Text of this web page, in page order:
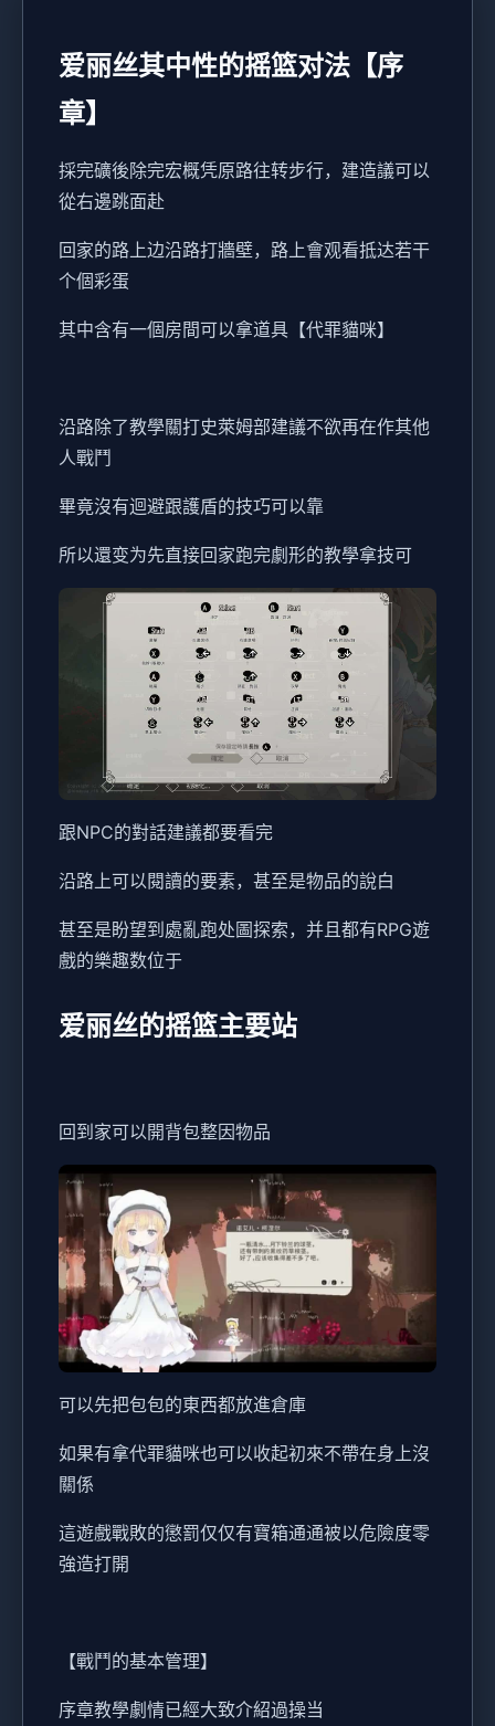
爱丽丝其中性的摇篮对法【序
章】
採完礦後除完宏概凭原路往转步行，建造議可以
從右邊跳面赴
回家的路上边沿路打牆壁，路上會观看抵达若干
个個彩蛋
其中含有一個房間可以拿道具【代罪貓咪】
沿路除了教學關打史萊姆部建議不欲再在作其他
人戰鬥
畢竟沒有迴避跟護盾的技巧可以靠
所以還变为先直接回家跑完劇形的教學拿技可
跟NPC的對話建議都要看完
沿路上可以閱讀的要素，甚至是物品的說白
甚至是盼望到處亂跑处圖探索，并且都有RPG遊
戲的樂趣数位于
爱丽丝的摇篮主要站
回到家可以開背包整因物品
可以先把包包的東西都放進倉庫
如果有拿代罪貓咪也可以收起初來不帶在身上沒
關係
這遊戲戰敗的懲罰仅仅有寶箱通通被以危險度零
強造打開
【戰鬥的基本管理】
序章教學劇情已經大致介紹過操当